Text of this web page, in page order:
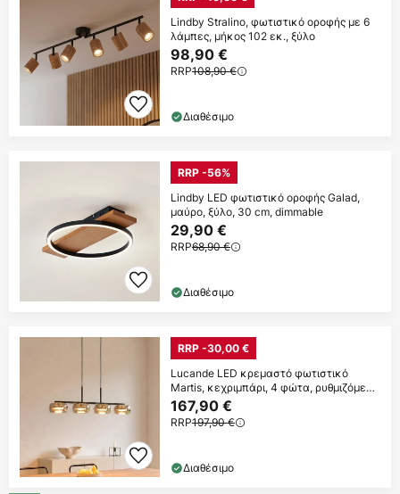
Lindby Stralino, φωτιστικό οροφής με 6
λάμπες, μήκος 102 εκ., ξύλο
98,90 €
RRP108,90 €
Διαθέσιμο
RRP -56%
Lindby LED φωτιστικό οροφής Galad,
μαύρο, ξύλο, 30 cm, dimmable
29,90 €
RRP68,90 €
Διαθέσιμο
RRP -30,00 €
Lucande LED κρεμαστό φωτιστικό
Martis, κεχριμπάρι, 4 φώτα, ρυθμιζόμενη
ένταση
167,90 €
RRP197,90 €
Διαθέσιμο